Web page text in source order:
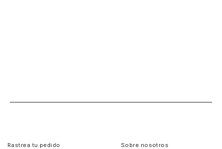
Rastrea tu pedido
Sobre nosotros